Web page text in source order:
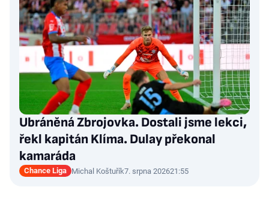
Ubráněná Zbrojovka. Dostali jsme lekci,
řekl kapitán Klíma. Dulay překonal
kamaráda
Chance Liga Michal Koštuřík7. srpna 202621:55